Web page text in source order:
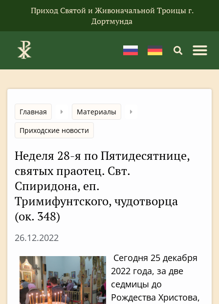
Приход Святой и Живоначальной Троицы г.
Дортмунда
Главная
Материалы
Приходские новости
Неделя 28-я по Пятидесятнице,
святых праотец. Свт.
Спиридона, еп.
Тримифунтского, чудотворца
(ок. 348)
26.12.2022
Сегодня 25 декабря
2022 года, за две
седмицы до
Рождества Христова,